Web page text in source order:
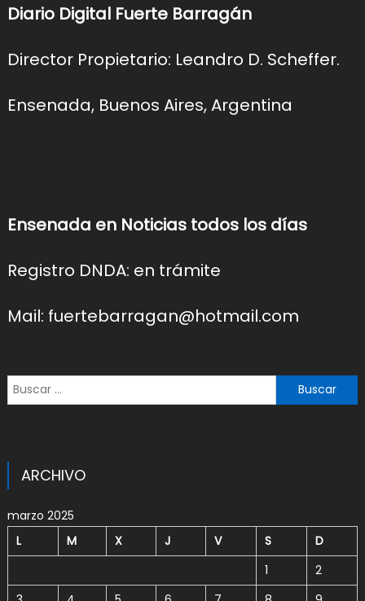
Diario Digital Fuerte Barragán
Director Propietario: Leandro D. Scheffer.
Ensenada, Buenos Aires, Argentina
Ensenada en Noticias todos los días
Registro DNDA: en trámite
Mail: fuertebarragan@hotmail.com
Buscar:
ARCHIVO
marzo 2025
L
M X J V S
D
1
2